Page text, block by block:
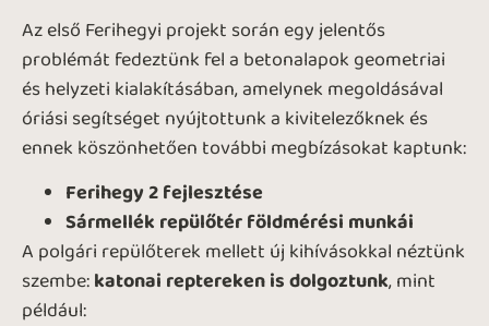
Az első Ferihegyi projekt során egy jelentős
problémát fedeztünk fel a betonalapok geometriai
és helyzeti kialakításában, amelynek megoldásával
óriási segítséget nyújtottunk a kivitelezőknek és
ennek köszönhetően további megbízásokat kaptunk:
Ferihegy 2 fejlesztése
Sármellék repülőtér földmérési munkái
A polgári repülőterek mellett új kihívásokkal néztünk
szembe:katonai reptereken is dolgoztunk, mint
például: